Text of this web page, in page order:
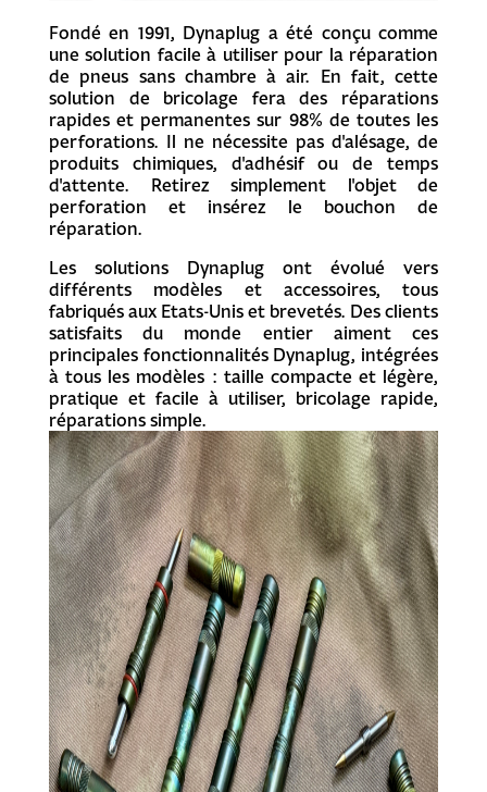
Fondé en 1991, Dynaplug a été conçu comme
une solution facile à utiliser pour la réparation
de pneus sans chambre à air. En fait, cette
solution de bricolage fera des réparations
rapides et permanentes sur 98% de toutes les
perforations. Il ne nécessite pas d'alésage, de
produits chimiques, d'adhésif ou de temps
d'attente. Retirez simplement l'objet de
perforation et insérez le bouchon de
réparation.
Les solutions Dynaplug ont évolué vers
différents modèles et accessoires, tous
fabriqués aux Etats-Unis et brevetés. Des clients
satisfaits du monde entier aiment ces
principales fonctionnalités Dynaplug, intégrées
à tous les modèles : taille compacte et légère,
pratique et facile à utiliser, bricolage rapide,
réparations simple.